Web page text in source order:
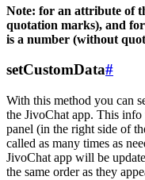
Note: for an attribute of
quotation marks), and
is a number (without
setCustomData#
With this method you can
the JivoChat app. This
panel (in the right side of
called as many times as
JivoChat app will be
the same order as they